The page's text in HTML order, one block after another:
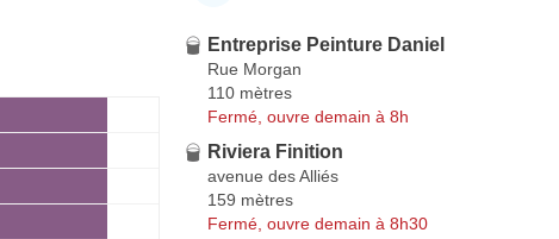
Entreprise Peinture Daniel
Rue Morgan
110 mètres
Fermé, ouvre demain à 8h
Riviera Finition
avenue des Alliés
159 mètres
Fermé, ouvre demain à 8h30